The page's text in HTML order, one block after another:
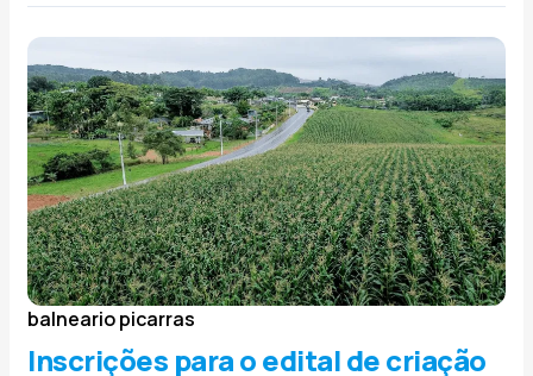
balneario picarras
Inscrições para o edital de criação